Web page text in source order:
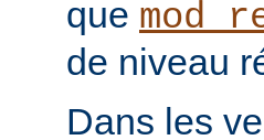
que
de niveau
Dans les